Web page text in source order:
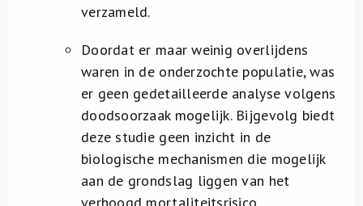
verzameld.
Doordat er maar weinig overlijdens
waren in de onderzochte populatie, was
er geen gedetailleerde analyse volgens
doodsoorzaak mogelijk. Bijgevolg biedt
deze studie geen inzicht in de
biologische mechanismen die mogelijk
aan de grondslag liggen van het